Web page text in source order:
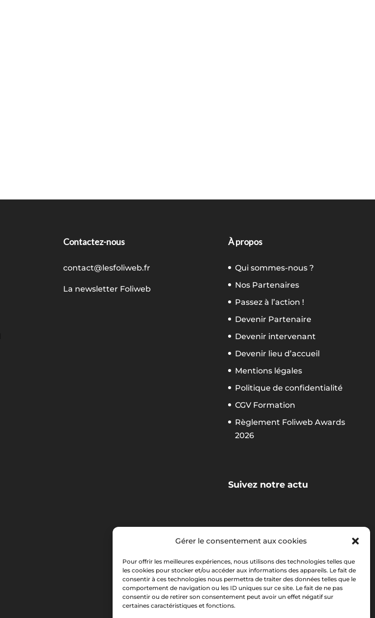
Gérer le consentement aux cookies
Pour offrir les meilleures expériences, nous utilisons des technologies telles que
les cookies pour stocker et/ou accéder aux informations des appareils. Le fait de
consentir à ces technologies nous permettra de traiter des données telles que le
comportement de navigation ou les ID uniques sur ce site. Le fait de ne pas
consentir ou de retirer son consentement peut avoir un effet négatif sur
certaines caractéristiques et fonctions.
Contactez-nous
contact@lesfoliweb.fr
La newsletter Foliweb
À propos
Qui sommes-nous ?
Nos Partenaires
Passez à l’action !
Devenir Partenaire
Devenir intervenant
Devenir lieu d’accueil
Mentions légales
Politique de confidentialité
CGV Formation
Règlement Foliweb Awards
2026
Suivez notre actu